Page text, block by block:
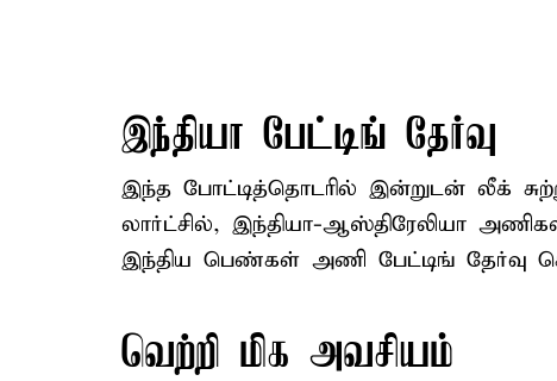
இந்தியா பேட்டிங் தேர்வு
இந்த போட்டித்தொடரில் இன்றுடன் லீக்
லார்ட்சில், இந்தியா-ஆஸ்திரேலியா
இந்திய பெண்கள் அணி பேட்டிங் தேர்வு
வெற்றி மிக அவசியம்